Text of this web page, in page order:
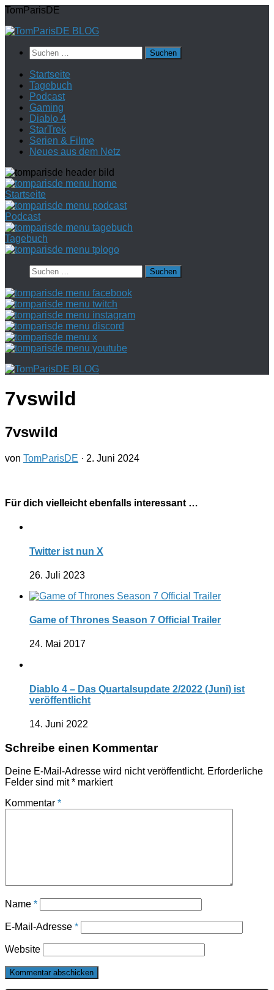
Zum
springen
TomParisDE
Suchen
nach:
Startseite
Tagebuch
Podcast
Gaming
Diablo 4
StarTrek
Serien & Filme
Neues aus dem Netz
Startseite
Podcast
Tagebuch
Suchen
nach:
7vswild
7vswild
von TomParisDE · 2. Juni 2024
Für dich vielleicht ebenfalls interessant …
Twitter ist nun X
26. Juli 2023
Game of Thrones Season 7 Official Trailer
24. Mai 2017
Diablo 4 – Das Quartalsupdate 2/2022 (Juni) ist
veröffentlicht
14. Juni 2022
Schreibe einen Kommentar
Deine E-Mail-Adresse wird nicht veröffentlicht. Erforderliche
Felder sind mit* markiert
Kommentar *
Name *
E-Mail-Adresse *
Website